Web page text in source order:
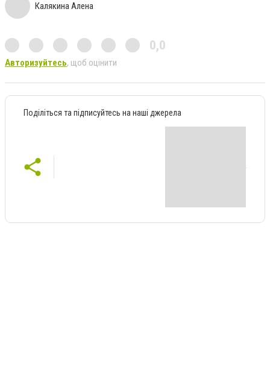
Калякина Алена
0,0
Авторизуйтесь, щоб оцінити
Поділіться та підписуйтесь на наші джерела